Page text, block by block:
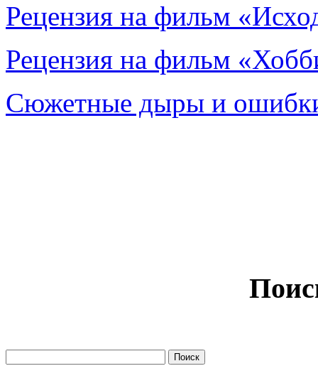
Рецензия на фильм
Рецензия на фильм
Сюжетные дыры и